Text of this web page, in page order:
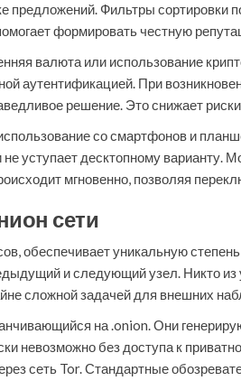
предложений. Фильтры сортировки
формировать честную
валюта или использование
аутентификацией. При
решение. Это снижает
со смартфонов и
уступает десктопному варианту.
мгновенно, позволяя
сети
обеспечивает уникальную
и следующий узел. Никто
сложной задачей для внешних
на .onion. Они
невозможно без доступа к
сеть Tor. Стандартные